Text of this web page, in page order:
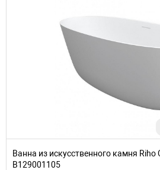
Ванна из искусственного камня Riho
B129001105